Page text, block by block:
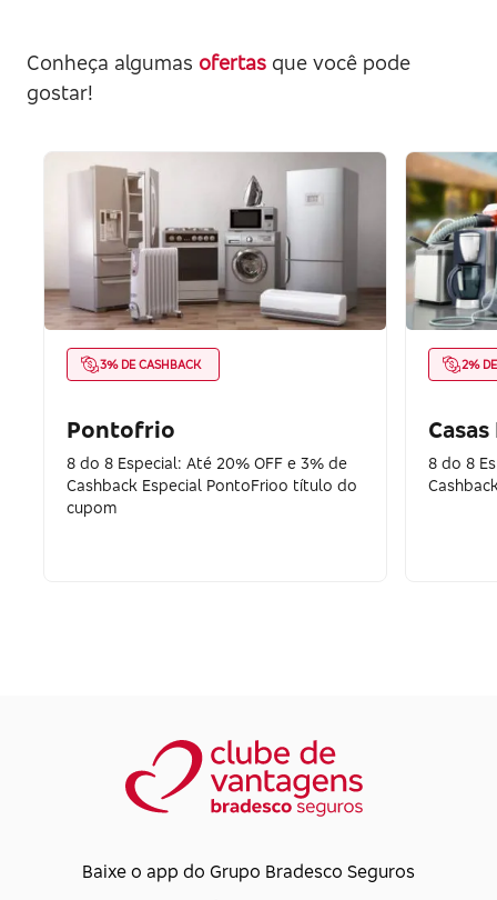
Conheça algumas ofertas que você pode
gostar!
3% DE CASHBACK
Pontofrio
8 do 8 Especial: Até 20% OFF e 3% de
Cashback Especial PontoFrioo título do
cupom
2%
8 do 8
Baixe o app do Grupo Bradesco Seguros